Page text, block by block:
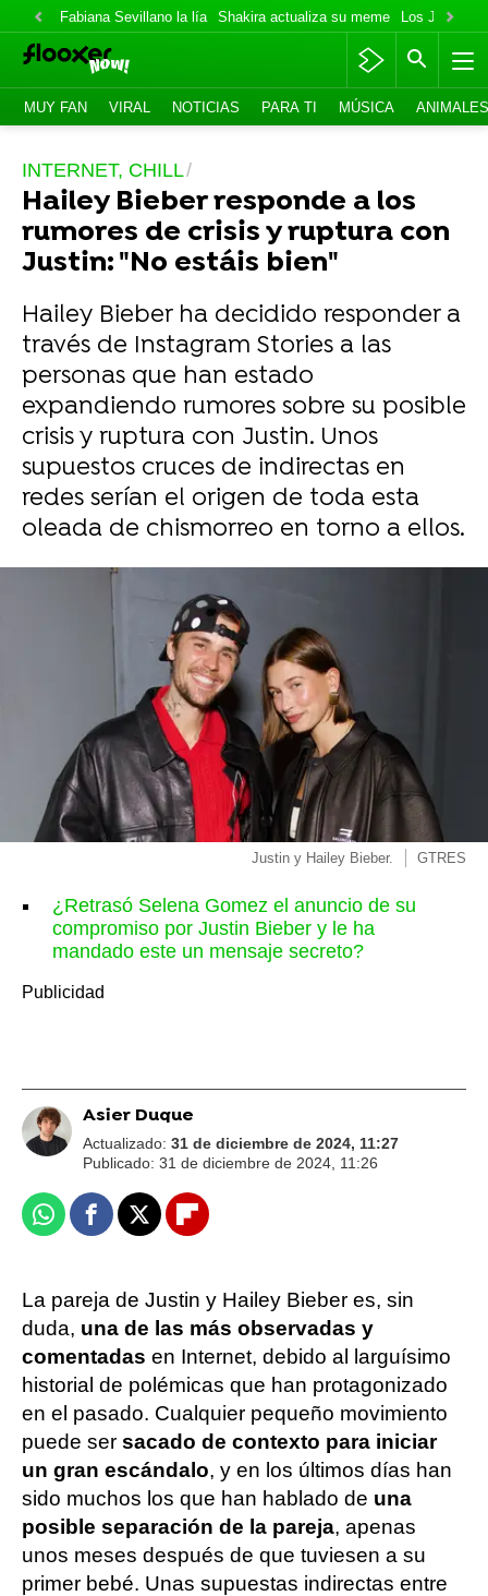
Fabiana Sevillano la lía Shakira actualiza su meme Los Jonas
MUY FAN VIRAL NOTICIAS PARA TI MÚSICA ANIMALES
INTERNET, CHILL
Hailey Bieber responde a los
rumores de crisis y ruptura con
Justin: "No estáis bien"
Hailey Bieber ha decidido responder a
través de Instagram Stories a las
personas que han estado
expandiendo rumores sobre su posible
crisis y ruptura con Justin. Unos
supuestos cruces de indirectas en
redes serían el origen de toda esta
oleada de chismorreo en torno a ellos.
Justin y Hailey Bieber. GTRES
¿Retrasó Selena Gomez el anuncio de su
compromiso por Justin Bieber y le ha
mandado este un mensaje secreto?
Asier Duque
Actualizado: 31 de diciembre de 2024, 11:27
Publicado: 31 de diciembre de 2024, 11:26
WhatsappFacebook
X Flipboard
La pareja de Justin y Hailey Bieber es, sin
duda, una de las más observadas y
comentadas en Internet, debido al larguísimo
historial de polémicas que han protagonizado
en el pasado. Cualquier pequeño movimiento
puede ser sacado de contexto para iniciar
un gran escándalo, y en los últimos días han
sido muchos los que han hablado de una
posible separación de la pareja, apenas
unos meses después de que tuviesen a su
primer bebé. Unas supuestas indirectas entre